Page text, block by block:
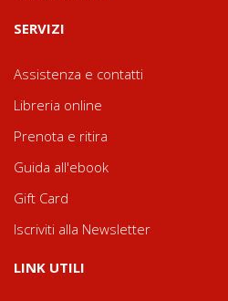
SERVIZI
Assistenza e contatti
Libreria online
Prenota e ritira
Guida all'ebook
Gift Card
Iscriviti alla Newsletter
LINK UTILI